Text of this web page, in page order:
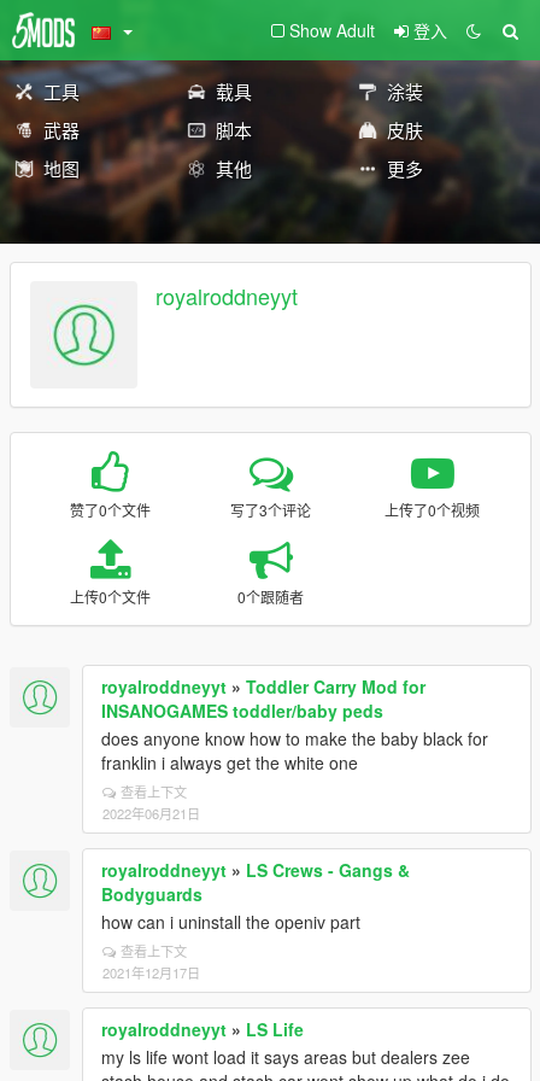
Show Adult 登入
工具 载具
涂装
武器
脚本
皮肤
地图
其他 更多
royalroddneyyt
赞了0个文件 写了3个评论 上传了0个视频
上传0个文件 0个跟随者
royalroddneyyt » Toddler Carry Mod for
INSANOGAMES toddler/baby peds
does anyone know how to make the baby black for
franklin i always get the white one
查看上下文
2022年06月21日
royalroddneyyt » LS Crews - Gangs &
Bodyguards
how can i uninstall the openiv part
查看上下文
2021年12月17日
royalroddneyyt » LS Life
my ls life wont load it says areas but dealers zee